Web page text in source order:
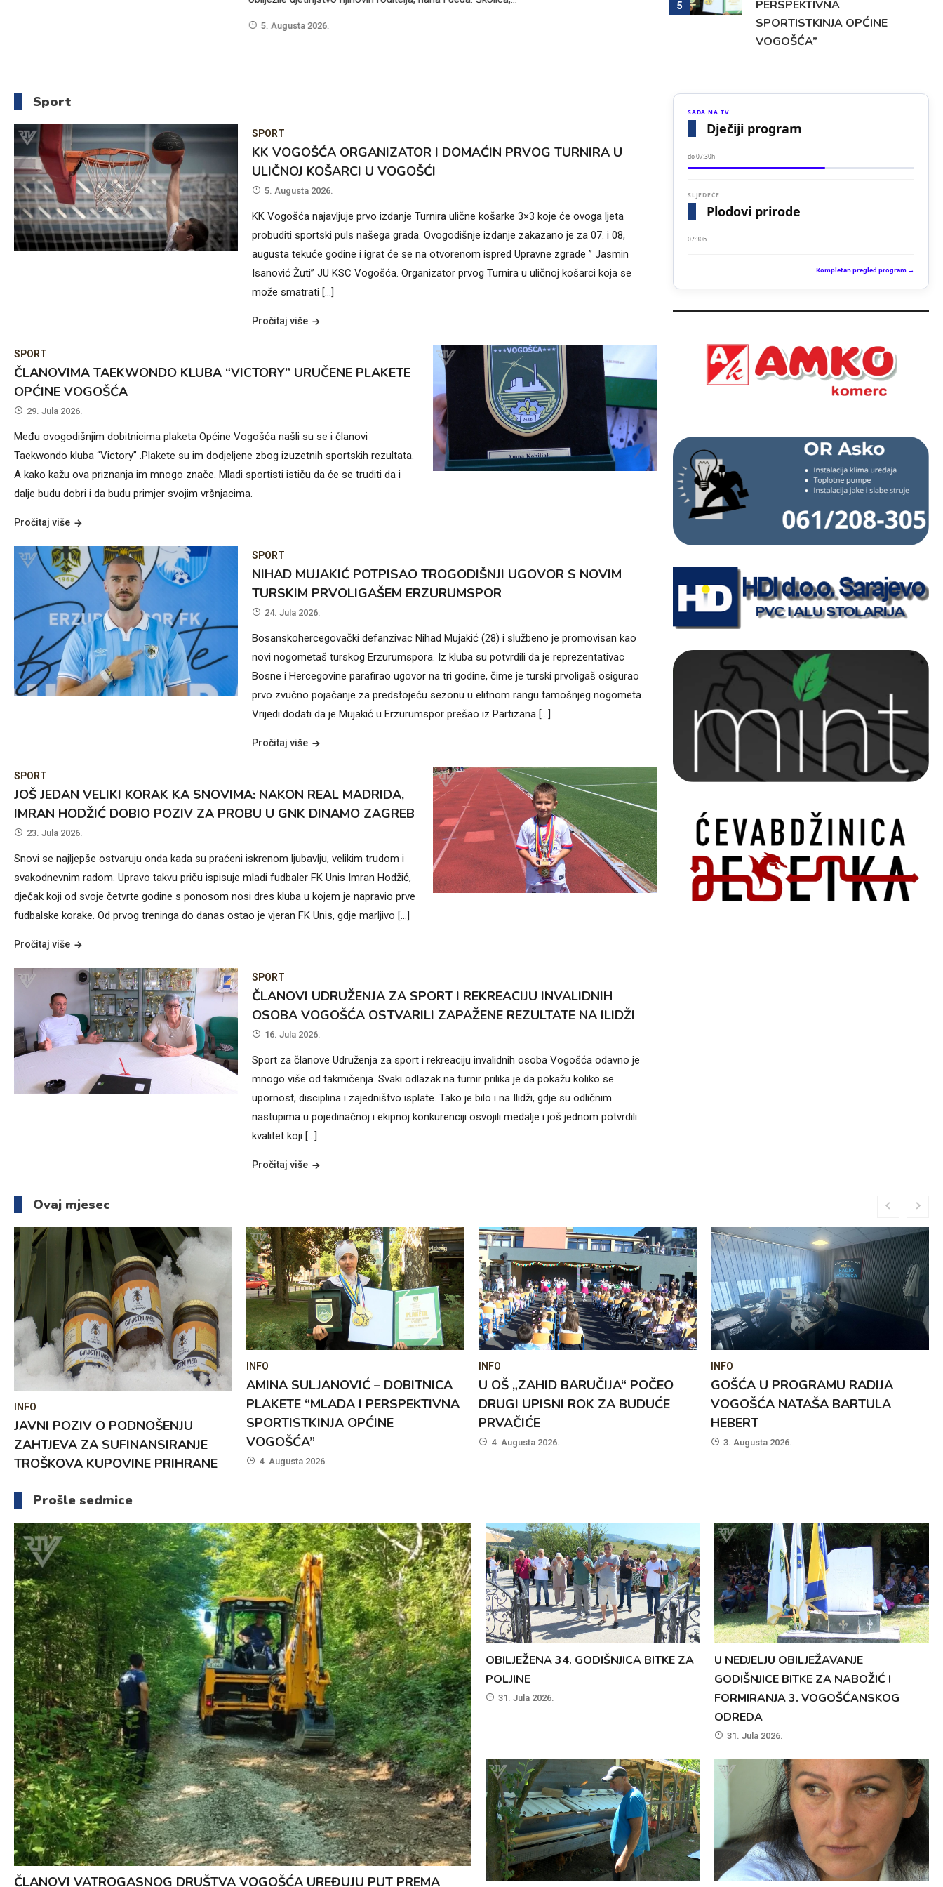
5. Augusta 2026.
5
PERSPEKTIVNA
SPORTISTKINJA OPĆINE
VOGOŠĆA”
Sport
SPORT
KK VOGOŠĆA ORGANIZATOR I DOMAĆIN PRVOG TURNIRA U
ULIČNOJ KOŠARCI U VOGOŠĆI
5. Augusta 2026.
KK Vogošća najavljuje prvo izdanje Turnira ulične košarke 3×3 koje će ovoga ljeta
probuditi sportski puls našega grada. Ovogodišnje izdanje zakazano je za 07. i 08,
augusta tekuće godine i igrat će se na otvorenom ispred Upravne zgrade ” Jasmin
Isanović Žuti” JU KSC Vogošća. Organizator prvog Turnira u uličnoj košarci koja se
može smatrati […]
Pročitaj više
SPORT
ČLANOVIMA TAEKWONDO KLUBA “VICTORY” URUČENE PLAKETE
OPĆINE VOGOŠĆA
29. Jula 2026.
Među ovogodišnjim dobitnicima plaketa Općine Vogošća našli su se i članovi
Taekwondo kluba “Victory” .Plakete su im dodjeljene zbog izuzetnih sportskih rezultata.
A kako kažu ova priznanja im mnogo znače. Mladi sportisti ističu da će se truditi da i
dalje budu dobri i da budu primjer svojim vršnjacima.
Pročitaj više
SPORT
NIHAD MUJAKIĆ POTPISAO TROGODIŠNJI UGOVOR S NOVIM
TURSKIM PRVOLIGAŠEM ERZURUMSPOR
24. Jula 2026.
Bosanskohercegovački defanzivac Nihad Mujakić (28) i službeno je promovisan kao
novi nogometaš turskog Erzurumspora. Iz kluba su potvrdili da je reprezentativac
Bosne i Hercegovine parafirao ugovor na tri godine, čime je turski prvoligaš osigurao
prvo zvučno pojačanje za predstojeću sezonu u elitnom rangu tamošnjeg nogometa.
Vrijedi dodati da je Mujakić u Erzurumspor prešao iz Partizana […]
Pročitaj više
SPORT
JOŠ JEDAN VELIKI KORAK KA SNOVIMA: NAKON REAL MADRIDA,
IMRAN HODŽIĆ DOBIO POZIV ZA PROBU U GNK DINAMO ZAGREB
23. Jula 2026.
Snovi se najljepše ostvaruju onda kada su praćeni iskrenom ljubavlju, velikim trudom i
svakodnevnim radom. Upravo takvu priču ispisuje mladi fudbaler FK Unis Imran Hodžić,
dječak koji od svoje četvrte godine s ponosom nosi dres kluba u kojem je napravio prve
fudbalske korake. Od prvog treninga do danas ostao je vjeran FK Unis, gdje marljivo […]
Pročitaj više
SPORT
ČLANOVI UDRUŽENJA ZA SPORT I REKREACIJU INVALIDNIH
OSOBA VOGOŠĆA OSTVARILI ZAPAŽENE REZULTATE NA ILIDŽI
16. Jula 2026.
Sport za članove Udruženja za sport i rekreaciju invalidnih osoba Vogošća odavno je
mnogo više od takmičenja. Svaki odlazak na turnir prilika je da pokažu koliko se
upornost, disciplina i zajedništvo isplate. Tako je bilo i na Ilidži, gdje su odličnim
nastupima u pojedinačnoj i ekipnoj konkurenciji osvojili medalje i još jednom potvrdili
kvalitet koji […]
Pročitaj više
SADA NA TV
Dječiji program
do 07:30h
SLJEDEĆE
Plodovi prirode
07:30h
Kompletan pregled program →
Ovaj mjesec
INFO
AMINA SULJANOVIĆ – DOBITNICA
PLAKETE “MLADA I PERSPEKTIVNA
SPORTISTKINJA OPĆINE
VOGOŠĆA”
4. Augusta 2026.
U OŠ „ZAHID BARUČIJA“ POČEO
DRUGI UPISNI ROK ZA BUDUĆE
PRVAČIĆE
GOŠĆA U PROGRAMU RADIJA
VOGOŠĆA NATAŠA BARTULA
EDUKATIVNO-KREATIVNI
„TETA PRIČALICA”: BEZ
AKTIVNOSTI
Prošle sedmice
ČLANOVI VATROGASNOG DRUŠTVA VOGOŠĆA UREĐUJU PUT PREMA
OBILJEŽENA 34. GODIŠNJICA BITKE ZA
POLJINE
31. Jula 2026.
U NEDJELJU OBILJEŽAVANJE
GODIŠNJICE BITKE ZA NABOŽIĆ I
FORMIRANJA 3. VOGOŠĆANSKOG
ODREDA
31. Jula 2026.